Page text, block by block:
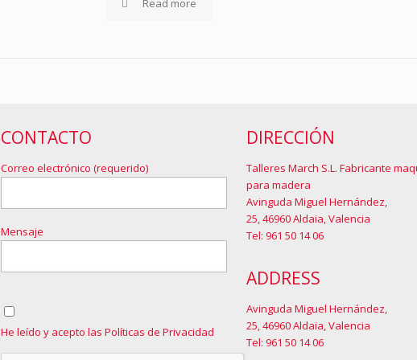
Read more
CONTACTO
Correo electrónico (requerido)
Mensaje
He leído y acepto las Políticas de Privacidad
DIRECCIÓN
Talleres March S.L. Fabricante
para madera
Avinguda Miguel Hernández,
25, 46960 Aldaia, Valencia
Tel: 961 50 14 06
ADDRESS
Avinguda Miguel Hernández,
25, 46960 Aldaia, Valencia
Tel: 961 50 14 06